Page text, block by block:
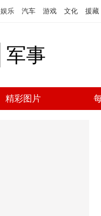
娱乐 汽车 游戏 文化 援藏
军事
精彩图片